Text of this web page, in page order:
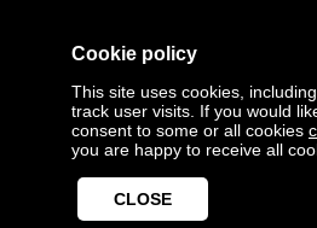
Cookie policy
This site uses cookies,
track user visits. If you would
consent to some or all cookies
you are happy to receive all
CLOSE